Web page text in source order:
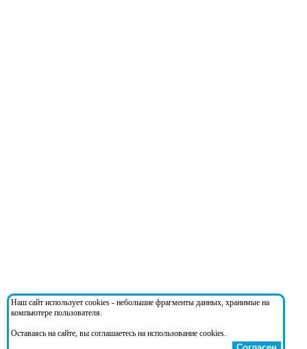
Наш сайт использует cookies - небольшие фрагменты данных, хранимые на
компьютере пользователя.
Оставаясь на сайте, вы соглашаетесь на использование cookies.